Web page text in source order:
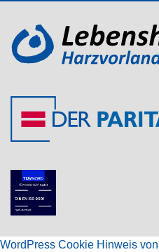
WordPress Cookie Hinweis